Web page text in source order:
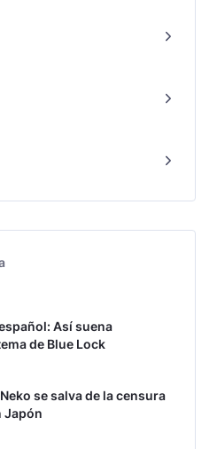
Así suena
de Blue Lock
se salva de la censura
Japón